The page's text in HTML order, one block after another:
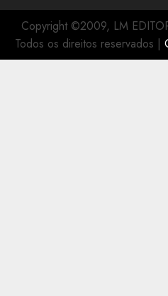
Copyright ©2009, LM
Todos os direitos reservados |